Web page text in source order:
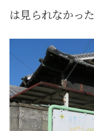
は見られなかった